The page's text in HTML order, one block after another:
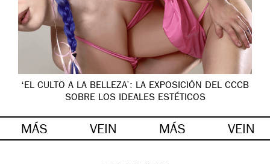
‘EL CULTO A LA BELLEZA’: LA EXPOSICIÓN DEL CCCB
SOBRE LOS IDEALES ESTÉTICOS
MÁS VEIN MÁS VEIN